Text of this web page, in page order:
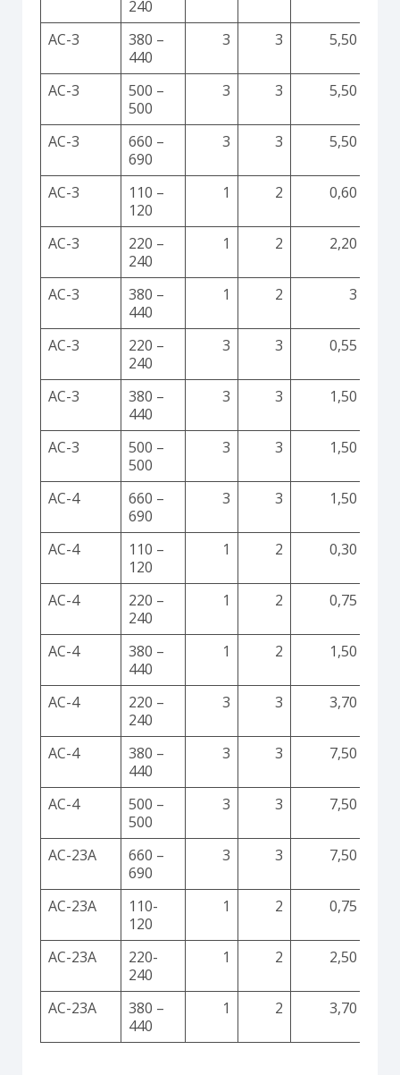
240
AC-3
380 –
440
3 3 5,50
AC-3
500 –
500
3 3 5,50
AC-3
660 –
690
3 3 5,50
AC-3
110 –
120
1 2 0,60
AC-3
220 –
240
1 2 2,20
AC-3
380 –
440
1 2 3
AC-3
220 –
240
3 3 0,55
AC-3
380 –
440
3 3 1,50
AC-3
500 –
500
3 3 1,50
AC-4
660 –
690
3 3 1,50
AC-4
110 –
120
1 2 0,30
AC-4
220 –
240
1 2 0,75
AC-4
380 –
440
1 2 1,50
AC-4
220 –
240
3 3 3,70
AC-4
380 –
440
3 3 7,50
AC-4
500 –
500
3 3 7,50
AC-23A
660 –
690
3 3 7,50
AC-23A
110-
120
1 2 0,75
AC-23A
220-
240
1 2 2,50
AC-23A
380 –
440
1 2 3,70